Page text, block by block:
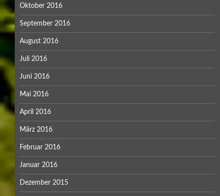
Oktober 2016
September 2016
August 2016
Juli 2016
Juni 2016
Mai 2016
April 2016
März 2016
Februar 2016
Januar 2016
Dezember 2015